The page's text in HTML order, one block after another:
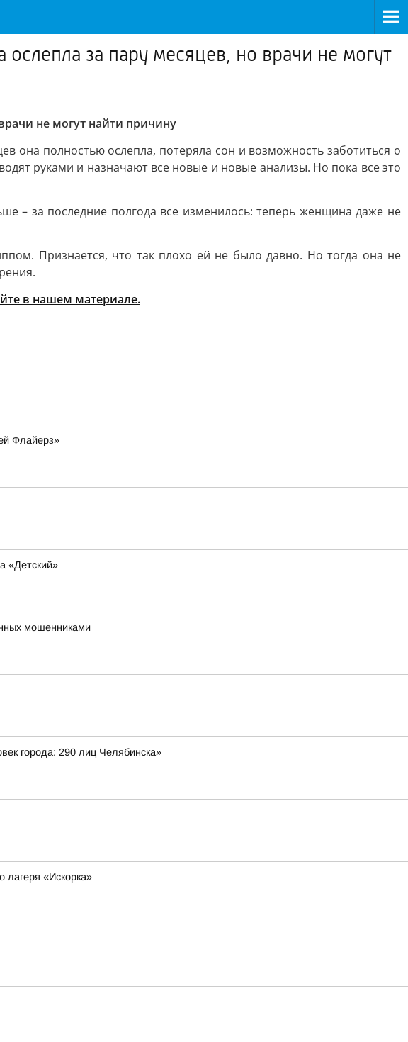
за пару месяцев, но врачи не могут
не могут найти причину
она полностью ослепла, потеряла сон и возможность заботиться о
руками и назначают все новые и новые анализы. Но пока все это
– за последние полгода все изменилось: теперь женщина даже не
Признается, что так плохо ей не было давно. Но тогда она не
в нашем материале.
Флайерз»
«Детский»
мошенниками
города: 290 лиц Челябинска»
лагеря «Искорка»